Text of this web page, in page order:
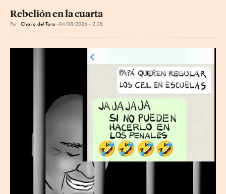
Rebelión en la cuarta
Por Chavo del Toro 04/08/2026 - 2:38